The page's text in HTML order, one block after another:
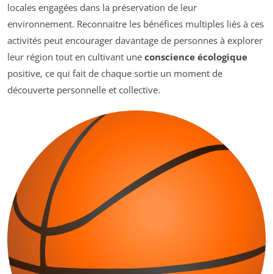
locales engagées dans la préservation de leur
environnement. Reconnaitre les bénéfices multiples liés à ces
activités peut encourager davantage de personnes à explorer
leur région tout en cultivant une conscience écologique
positive, ce qui fait de chaque sortie un moment de
découverte personnelle et collective.